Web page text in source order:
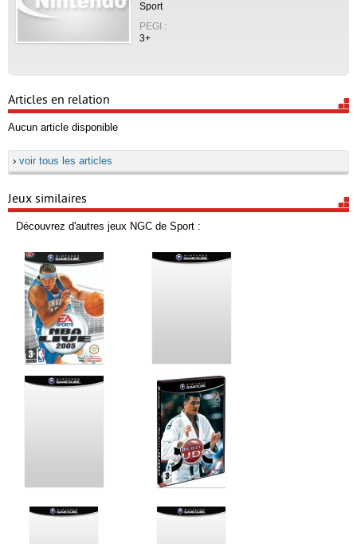
Sport
PEGI :
3+
Articles en relation
Aucun article disponible
› voir tous les articles
Jeux similaires
Découvrez d'autres jeux NGC de Sport :